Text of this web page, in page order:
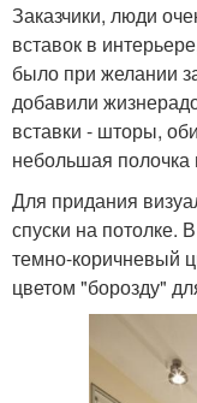
Заказчики, люди
вставок в
было при желании
добавили
вставки - шторы,
небольшая полочка
Для придания
спуски на потолке.
темно-коричневый
цветом "борозду"